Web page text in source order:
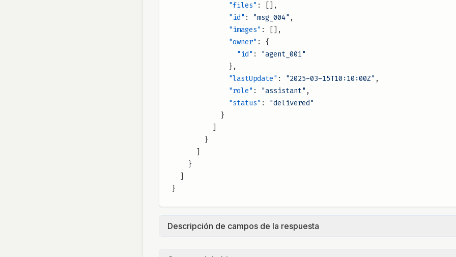
              "files"
: [],
              "id"
: "msg_004" ,
              "images"
: [],
              "owner"
: {
                "id"
:
"agent_001"
              },
              "lastUpdate"
: "2025-03-15T10:10:00Z" ,
              "role"
: "assistant" ,
              "status"
:
"delivered"
            }
          ]
        }
      ]
    }
  ]
}
Descripción de campos de la respuesta